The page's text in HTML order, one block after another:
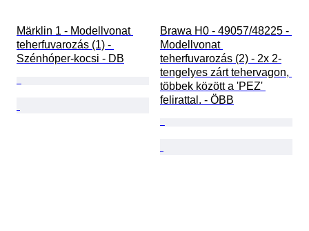
Märklin 1 - Modellvonat
teherfuvarozás (1) -
Szénhóper-kocsi - DB
Brawa H0 - 49057/48225 -
Modellvonat
teherfuvarozás (2) - 2x 2-
tengelyes zárt tehervagon,
többek között a 'PEZ'
felirattal. - ÖBB